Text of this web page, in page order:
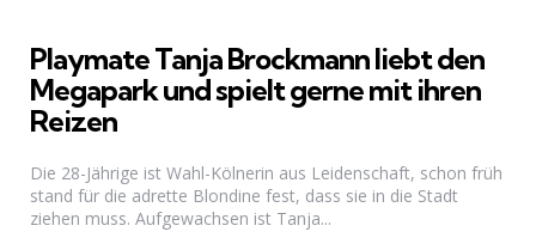
Playmate Tanja Brockmann liebt den
Megapark und spielt gerne mit ihren
Reizen
Die 28-Jährige ist Wahl-Kölnerin aus Leidenschaft, schon früh
stand für die adrette Blondine fest, dass sie in die Stadt
ziehen muss. Aufgewachsen ist Tanja...